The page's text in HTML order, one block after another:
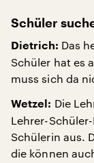
Schüler
Dietrich: Das
Schüler hat es
muss sich da
Wetzel: Die
Lehrer-
Schülerin aus.
die können